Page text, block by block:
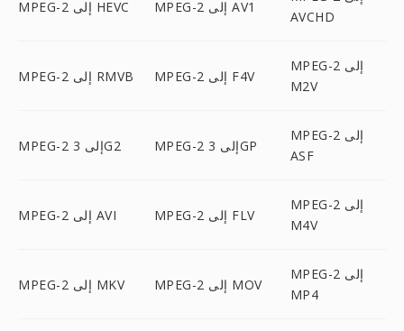
MPEG-2 إلى HEVC MPEG-2 إلى AV1
AVCHD
MPEG-2 إلى RMVB MPEG-2 إلى F4V
MPEG-2 إلى
M2V
MPEG-2 إلى 3G2 MPEG-2 إلى 3GP
MPEG-2 إلى
ASF
MPEG-2 إلى AVI MPEG-2 إلى FLV
MPEG-2 إلى
M4V
MPEG-2 إلى MKV MPEG-2 إلى MOV
MPEG-2 إلى
MP4